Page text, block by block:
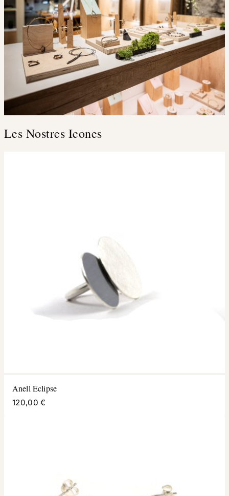
Les Nostres Icones
Anell Eclipse
120,00 €